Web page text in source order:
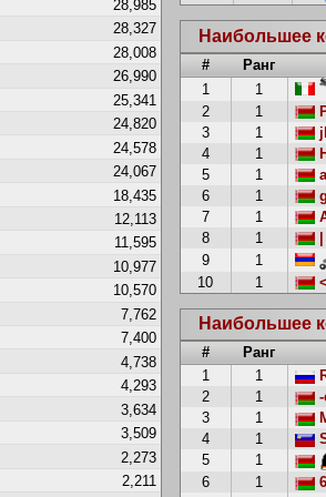
28,985
28,327
28,008
26,990
25,341
24,820
24,578
24,067
18,435
12,113
11,595
10,977
10,570
7,762
7,400
4,738
4,293
3,634
3,509
2,273
2,211
Наибольшее
#
Ранг
1
1
2
1
3
1
4
1
5
1
6
1
7
1
8
1
|
9
1
10
1
Наибольшее
#
Ранг
1
1
2
1
-
3
1
4
1
5
1
6
1